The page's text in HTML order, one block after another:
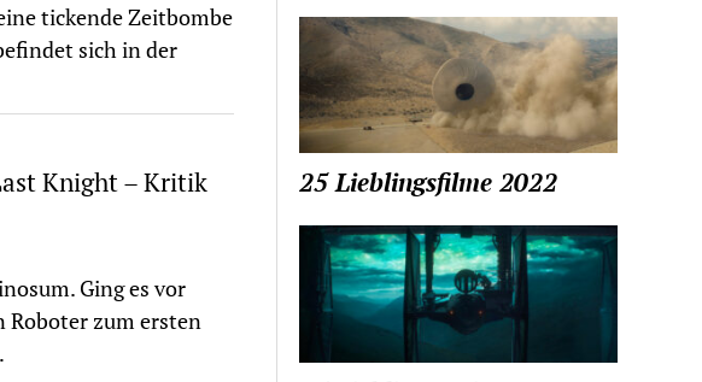
tickende Zeitbombe
sich in der
Knight – Kritik
Ging es vor
Roboter zum ersten
25 Lieblingsfilme 2022